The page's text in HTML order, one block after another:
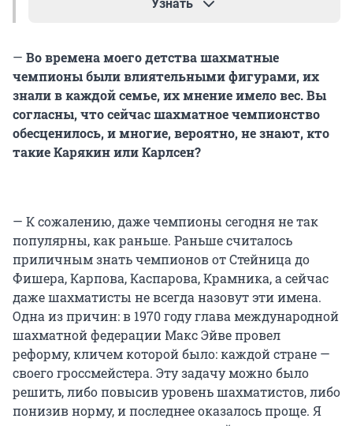
Узнать
игра человека с компьютером состоялась в 1956
году и завершилась победой транзисторного
мозга, потому что противостоял ему игрок без
опыта. Игры против серьезных соперников
начались в 60-х, однако вплоть до 90-х хорошо
подготовленные шахматисты обыгрывали
Гарри Каспаров уступил в партии программе
Deep Blue для IBM, но выиграл турнир. Однако
на следующий год обновленная версия
программы одержала победу по итогам шести
матчей (две победы, три ничьи, одно
поражение). С тех пор компьютеры уже, скорее,
доминировали, и последний крупный матч
между машиной и чемпионом состоялся в 2006
году: Владимир Крамник проиграл 4:2
программе Deep Fritz. Нынешние достижения в
области искусственного интеллекта и вовсе
— Во времена моего детства шахматные
чемпионы были влиятельными фигурами, их
знали в каждой семье, их мнение имело вес. Вы
согласны, что сейчас шахматное чемпионство
обесценилось, и многие, вероятно, не знают, кто
такие Карякин или Карлсен?
— К сожалению, даже чемпионы сегодня не так
популярны, как раньше. Раньше считалось
приличным знать чемпионов от Стейница до
Фишера, Карпова, Каспарова, Крамника, а сейчас
даже шахматисты не всегда назовут эти имена.
Одна из причин: в 1970 году глава международной
шахматной федерации Макс Эйве провел
реформу, кличем которой было: каждой стране —
своего гроссмейстера. Эту задачу можно было
решить, либо повысив уровень шахматистов, либо
понизив норму, и последнее оказалось проще. Я